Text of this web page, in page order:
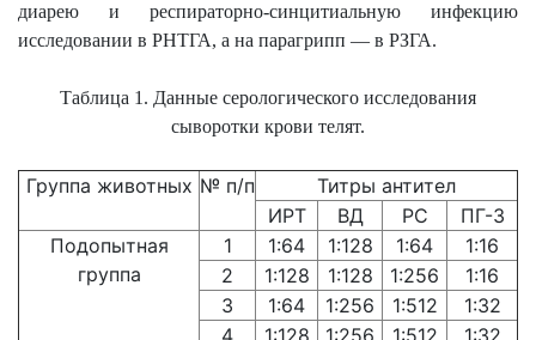
диарею и респираторно-синцитиальную инфекцию
исследовании в РНТГА, а на парагрипп — в РЗГА.
Таблица 1. Данные серологического исследования
сыворотки крови телят.
Группа животных № п/п
Титры антител
ИРТ
ВД РС
ПГ-3
Подопытная
группа
1 1:64 1:128 1:64
1:16
2
1:128 1:128 1:256
1:16
3
1:64 1:256 1:512
1:32
4
1:128 1:256 1:512 1:32